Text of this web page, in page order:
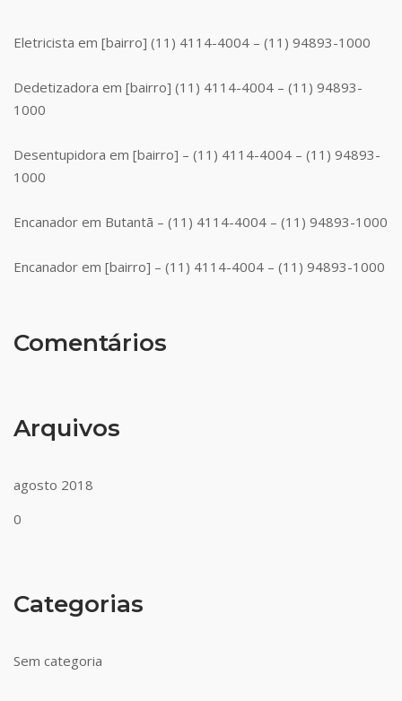
Eletricista em [bairro] (11) 4114-4004 – (11) 94893-1000
Dedetizadora em [bairro] (11) 4114-4004 – (11) 94893-
1000
Desentupidora em [bairro] – (11) 4114-4004 – (11) 94893-
1000
Encanador em Butantã – (11) 4114-4004 – (11) 94893-1000
Encanador em [bairro] – (11) 4114-4004 – (11) 94893-1000
Comentários
Arquivos
agosto 2018
0
Categorias
Sem categoria